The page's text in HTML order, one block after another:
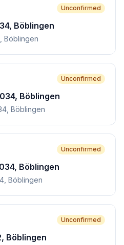
Unconfirmed
Böblingen
Böblingen
Unconfirmed
Böblingen
Böblingen
Unconfirmed
Böblingen
Böblingen
Unconfirmed
Böblingen